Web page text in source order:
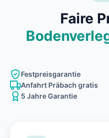
Faire
Festpreisgarantie
Anfahrt Präbach gratis
5 Jahre Garantie